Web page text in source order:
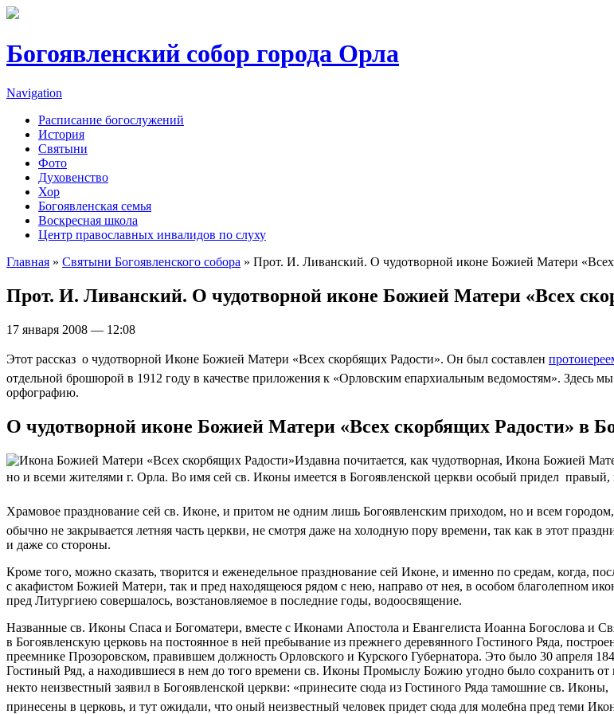
Перейти к основному содержанию
Богоявленский собор города Орла
Navigation
Расписание богослужений
История
Святыни
Фото
Духовенство
Хор
Богоявленская семья
Воскресная школа
Центр православных инвалидов по слуху
Главная » Святыни Богоявленского собора » Прот. И. Ливанский. О чудотворной иконе Божией Матери «Всех
Прот. И. Ливанский. О чудотворной иконе Божией Матери «Всех
17 января 2008 — 12:08
Этот рассказ  о чудотворной Иконе Божией Матери «Всех скорбящих Радости». Он был составлен
отдельной брошюрой в 1912 году в качестве приложения к «Орловским епархиальным ведомостям». Здесь
орфографию.
О чудотворной иконе Божией Матери «Всех скорбящих Радости» в
Издавна почитается, как чудотворная, Икона Божией
но и всеми жителями г. Орла. Во имя сей св. Иконы имеется в Богоявленской церкви особый придел 
Храмовое празднование сей св. Иконе, и притом не одним лишь Богоявленским приходом, но и всем городом,
обычно не закрывается летняя часть церкви, не смотря даже на холодную пору времени, так как в этот
и даже со стороны.
Кроме того, можно сказать, творится и еженедельное празднование сей Иконе, и именно по средам, когда,
с акафистом Божией Матери, так и пред находящеюся рядом с нею, направо от нея, в особом благолепном
пред Литургиею совершалось, возстановляемое в последние годы, водоосвящение.
Названные св. Иконы Спаса и Богоматери, вместе с Иконами Апостола и Евангелиста Иоанна Богослова и
в Богоявленскую церковь на постоянное в ней пребывание из прежнего деревянного Гостиного Ряда,
преемнике Прозоровском, правившем должность Орловского и Курского Губернатора. Это было 30 апреля
Гостиный Ряд, а находившиеся в нем до того времени св. Иконы Промыслу Божию угодно было сохранить
некто неизвестный заявил в Богоявленской церкви: «принесите сюда из Гостиного Ряда тамошние св.
принесены в церковь, и тут ожидали, что оный неизвестный человек придет сюда для молебна пред теми